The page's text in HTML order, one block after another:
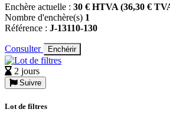
Enchère actuelle : 30 € HTVA (36,30 €
Nombre d'enchère(s) 1
Référence : J-13110-130
Consulter Enchérir
2 jours
Suivre
Lot de filtres